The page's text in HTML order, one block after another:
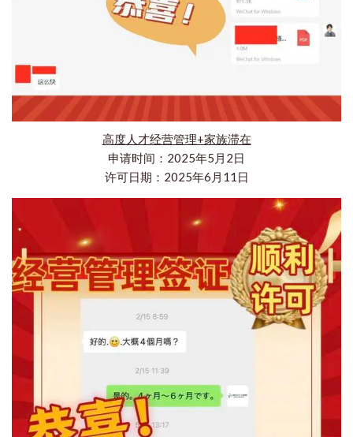
高度人才经营管理+家族滞在
申请时间：2025年5月2日
许可日期：2025年6月11日